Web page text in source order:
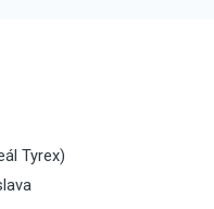
Tyrex)